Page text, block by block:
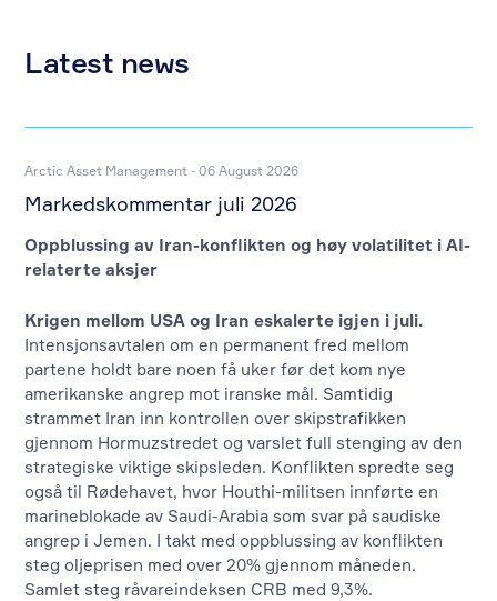
Latest news
Arctic Asset Management - 06 August 2026
Markedskommentar juli 2026
Oppblussing av Iran-konflikten og høy volatilitet i AI-
relaterte aksjer
Krigen mellom USA og Iran eskalerte igjen i juli.
Intensjonsavtalen om en permanent fred mellom
partene holdt bare noen få uker før det kom nye
amerikanske angrep mot iranske mål. Samtidig
strammet Iran inn kontrollen over skipstrafikken
gjennom Hormuzstredet og varslet full stenging av den
strategiske viktige skipsleden. Konflikten spredte seg
også til Rødehavet, hvor Houthi-militsen innførte en
marineblokade av Saudi-Arabia som svar på saudiske
angrep i Jemen. I takt med oppblussing av konflikten
steg oljeprisen med over 20% gjennom måneden.
Samlet steg råvareindeksen CRB med 9,3%.